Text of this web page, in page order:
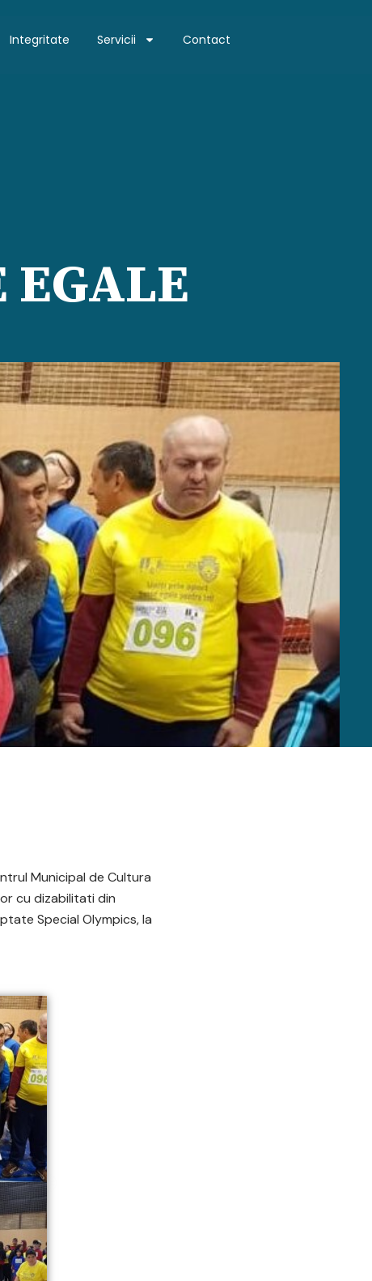
Integritate Servicii Contact
EGALE
Municipal de Cultura
cu dizabilitati din
Special Olympics, la